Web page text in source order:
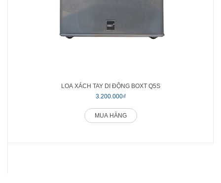
LOA XÁCH TAY DI ĐỘNG BOXT Q5S
3.200.000₫
MUA HÀNG